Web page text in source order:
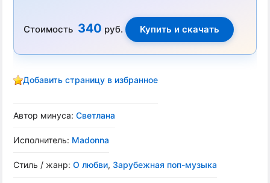
Стоимость 340 руб.
Добавить страницу в избранное
Автор минуса: Светлана
Исполнитель: Madonna
Стиль / жанр: О любви, Зарубежная поп-музыка